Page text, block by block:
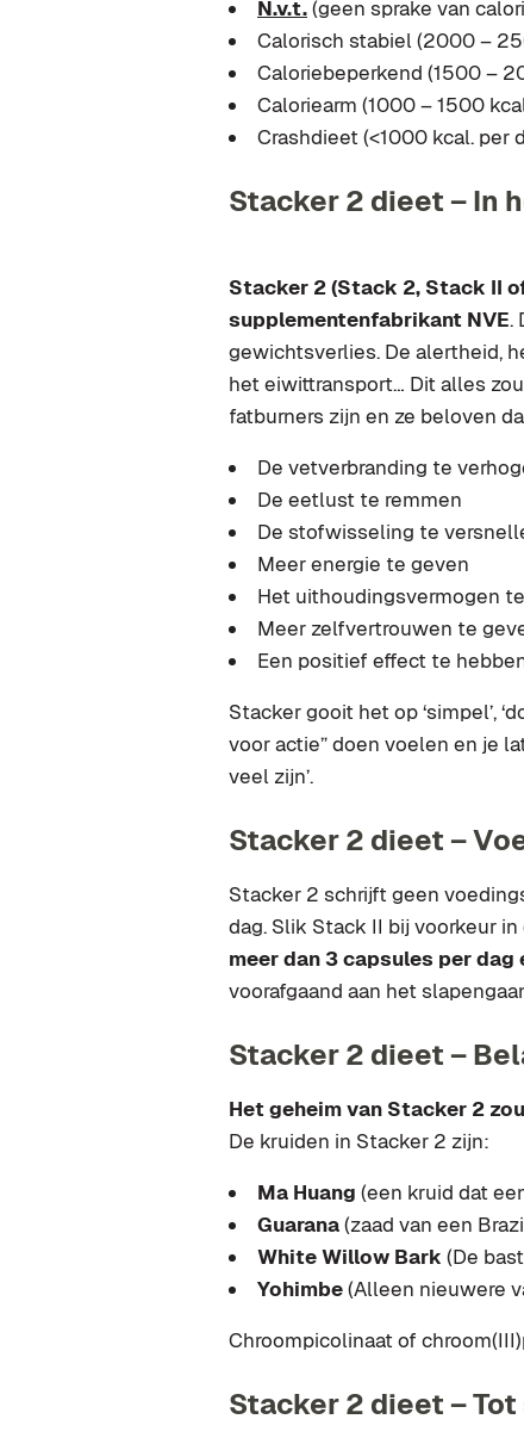
N.v.t.(geen sprake van
Calorisch stabiel (2000 –
Caloriebeperkend (1500 –
Caloriearm (1000 – 1500
Crashdieet (<1000 kcal. per
Stacker 2 dieet – In
Stacker 2 (Stack 2, Stack II
supplementenfabrikant NVE.
gewichtsverlies. De alertheid,
het eiwittransport… Dit alles
fatburners zijn en ze beloven
De vetverbranding te
De eetlust te remmen
De stofwisseling te
Meer energie te geven
Het uithoudingsvermogen
Meer zelfvertrouwen te
Een positief effect te
Stacker gooit het op ‘simpel’,
voor actie” doen voelen en je
veel zijn’.
Stacker 2 dieet –
Stacker 2 schrijft geen
dag. Slik Stack II bij voorkeur
meer dan 3 capsules per
voorafgaand aan het
Stacker 2 dieet –
Het geheim van Stacker 2
De kruiden in Stacker 2 zijn:
Ma Huang (een kruid dat
Guarana(zaad van een
White Willow Bark (De
Yohimbe(Alleen nieuwere
Chroompicolinaat of
Stacker 2 dieet –